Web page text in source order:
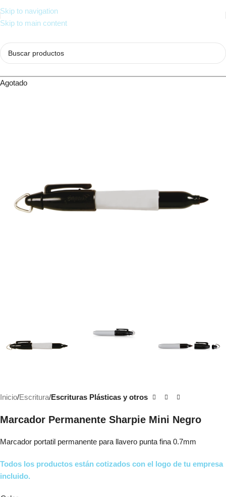
Skip to navigation
Skip to main content
Agotado
Inicio Escritura Escrituras Plásticas y otros
Marcador Permanente Sharpie Mini Negro
Marcador portatil permanente para llavero punta fina 0.7mm
Todos los productos están cotizados con el logo de tu empresa
incluido.